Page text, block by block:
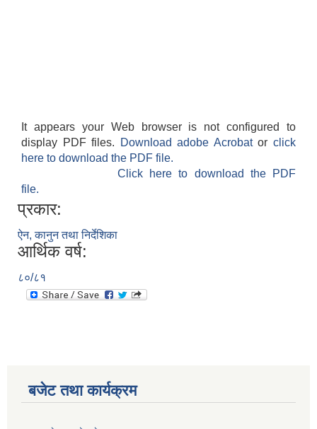
It appears your Web browser is not configured to
display PDF files.
Download adobe Acrobatorclick
here to download the PDF file.
Click here to download the PDF
file.
प्रकार:
ऐन, कानुन तथा निर्देशिका
आर्थिक वर्ष:
८०/८१
बजेट तथा कार्यक्रम